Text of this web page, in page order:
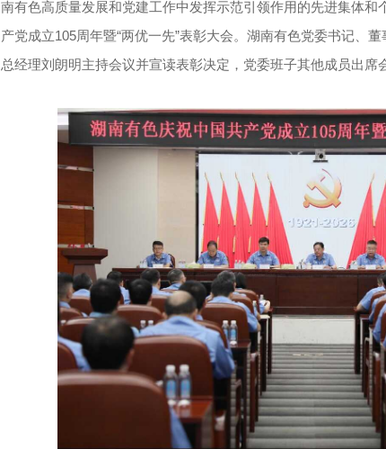
南有色高质量发展和党建工作中发挥示范引领作用的先进集体和
产党成立105周年暨“两优一先”表彰大会。湖南有色党委书记、
总经理刘朗明主持会议并宣读表彰决定，党委班子其他成员出席